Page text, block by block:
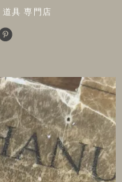
道具 専門店